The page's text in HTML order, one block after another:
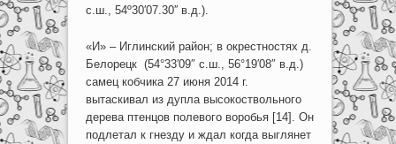
с.ш., 54º30′07.30′′ в.д.).
«И» – Иглинский район; в окрестностях д.
Белорецк (54°33′09″ с.ш., 56°19′08″ в.д.)
самец кобчика 27 июня 2014 г.
вытаскивал из дупла высокоствольного
дерева птенцов полевого воробья [14]. Он
подлетал к гнезду и ждал когда выглянет